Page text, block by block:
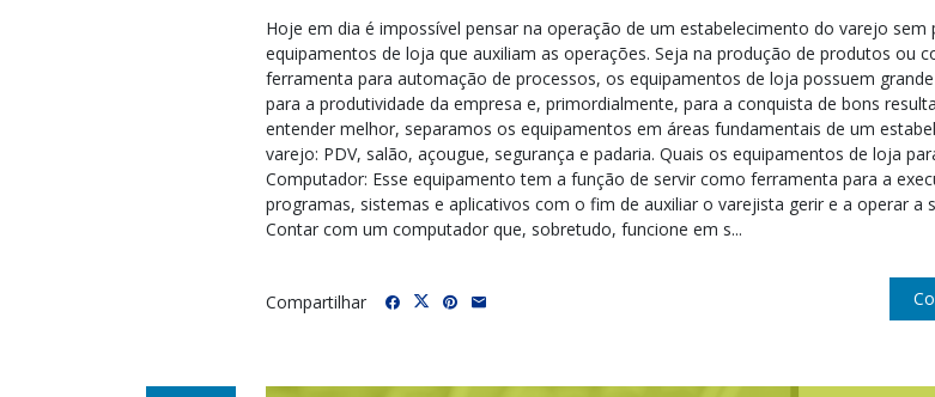
Hoje em dia é impossível pensar na operação de um estabelecimento do varejo sem
equipamentos de loja que auxiliam as operações. Seja na produção de produtos ou
ferramenta para automação de processos, os equipamentos de loja possuem
para a produtividade da empresa e, primordialmente, para a conquista de bons
entender melhor, separamos os equipamentos em áreas fundamentais de um
varejo: PDV, salão, açougue, segurança e padaria. Quais os equipamentos de loja
Computador: Esse equipamento tem a função de servir como ferramenta para a
programas, sistemas e aplicativos com o fim de auxiliar o varejista gerir e a operar a
Contar com um computador que, sobretudo, funcione em s...
Compartilhar